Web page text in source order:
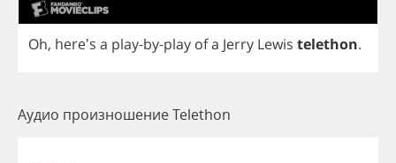
Oh, here's a play-by-play ofa Jerry Lewis telethon.
Аудио произношение Telethon